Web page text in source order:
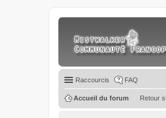
Raccourcis FAQ
Retour
Accueil du forum